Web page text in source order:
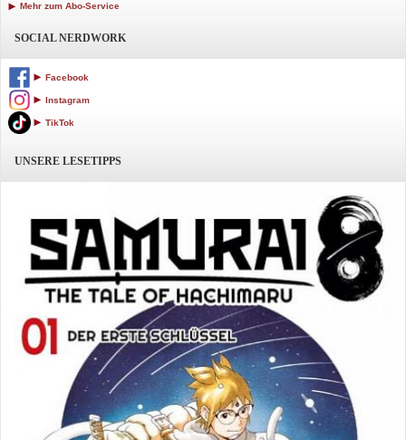
Mehr zum Abo-Service
SOCIAL NERDWORK
Facebook
Instagram
TikTok
UNSERE LESETIPPS